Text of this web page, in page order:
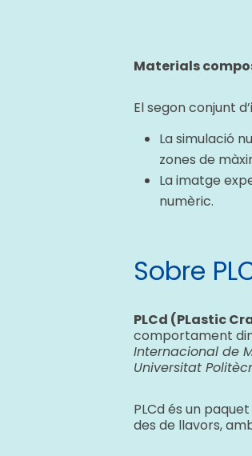
Materials
El segon conjunt
La simulació
zones de
La imatge
numèric.
Sobre
PLCd (PLastic
comportament
Internacional de
Universitat
PLCd és un
des de llavors,